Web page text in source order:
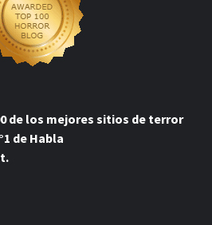
de los mejores sitios de terror
de Habla